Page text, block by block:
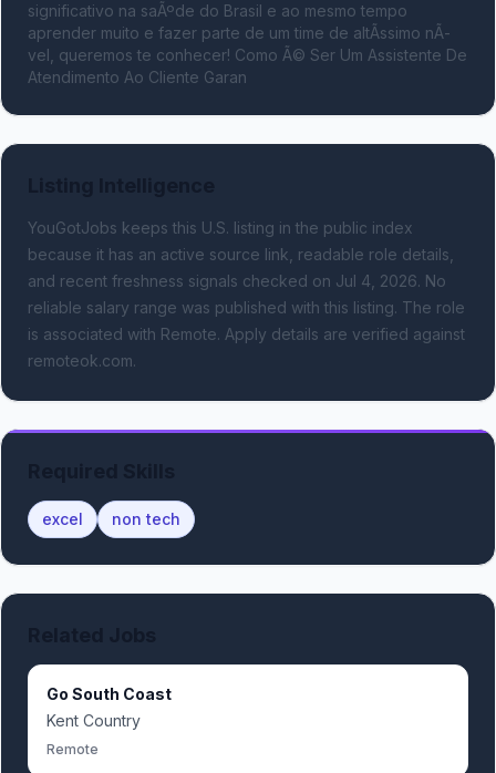
significativo na saÃºde do Brasil e ao mesmo tempo
aprender muito e fazer parte de um time de altÃ­ssimo nÃ­
vel, queremos te conhecer! Como Ã© Ser Um Assistente De
Atendimento Ao Cliente Garan
YouGotJobs keeps this U.S. listing in the public index
because it has an active source link, readable role details,
and recent freshness signals checked on Jul 4, 2026. No
reliable salary range was published with this listing. The role
is associated with Remote. Apply details are verified against
remoteok.com.
excel non tech
Go South Coast
Kent Country
Remote